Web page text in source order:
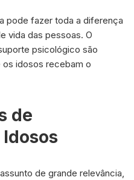
pode fazer toda a diferença
vida das pessoas. O
psicológico são
os idosos recebam o
de
de grande relevância,